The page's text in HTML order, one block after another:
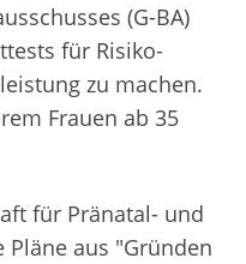
(G-BA)
für Risiko-
zu machen.
Frauen ab 35
für Pränatal- und
aus "Gründen